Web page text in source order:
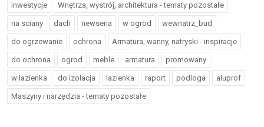
inwestycje Wnętrza, wystrój, architektura - tematy pozostałe
na sciany dach newseria w ogrod wewnatrz_bud
do ogrzewanie ochrona Armatura, wanny, natryski - inspiracje
do ochrona ogrod meble armatura promowany
w lazienka do izolacja lazienka raport podloga aluprof
Maszyny i narzędzia - tematy pozostałe